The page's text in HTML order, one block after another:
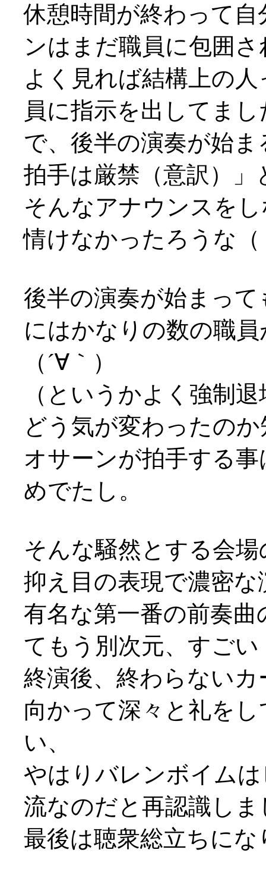
休憩時間が終わって
ンはまだ職員に包囲
よく見れば結構上の
員に指示を出してまし
で、後半の演奏が始
拍手は厳禁（意訳）
そんなアナウンスを
情けなかったろうな（
後半の演奏が始まっ
にはかなりの数の職
（´∀｀）
（というかよく強制
どう気が変わったの
オサーンが拍手する
めでたし。
そんな騒然とする会
抑え目の表現で濃密
有名な第一番の前奏
てもう別次元、すごい
終演後、終わらない
向かって深々と礼を
い、
やはりバレンボイム
流なのだと再認識しま
最後は聴衆総立ちに